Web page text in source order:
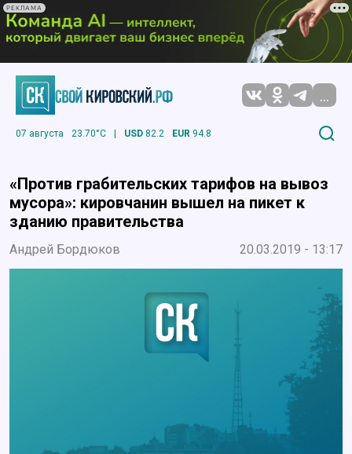
РЕКЛАМА
...
07 августа 23.70°C | USD 82.2 EUR 94.8
«Против грабительских тарифов на вывоз
мусора»: кировчанин вышел на пикет к
зданию правительства
Андрей Бордюков 20.03.2019 - 13:17